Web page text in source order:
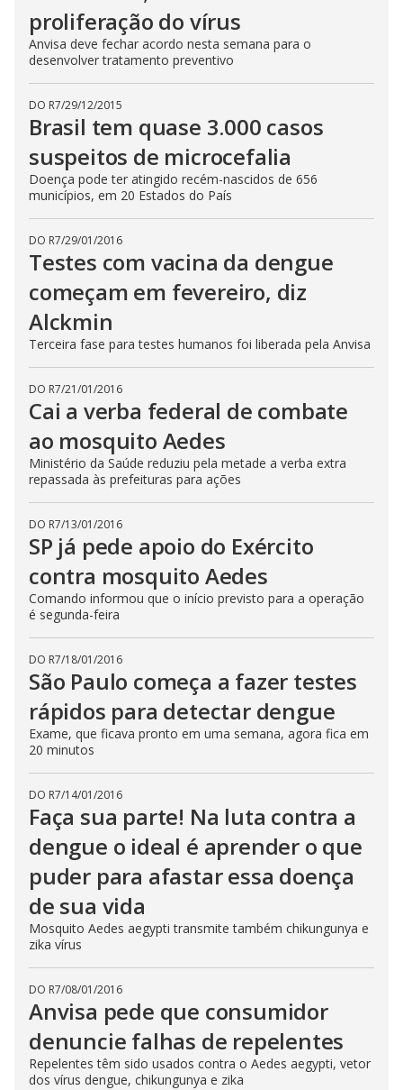
proliferação do vírus
Anvisa deve fechar acordo nesta semana para o
desenvolver tratamento preventivo
DO R7/29/12/2015
Brasil tem quase 3.000 casos
suspeitos de microcefalia
Doença pode ter atingido recém-nascidos de 656
municípios, em 20 Estados do País
DO R7/29/01/2016
Testes com vacina da dengue
começam em fevereiro, diz
Alckmin
Terceira fase para testes humanos foi liberada pela Anvisa
DO R7/21/01/2016
Cai a verba federal de combate
ao mosquito Aedes
Ministério da Saúde reduziu pela metade a verba extra
repassada às prefeituras para ações
DO R7/13/01/2016
SP já pede apoio do Exército
contra mosquito Aedes
Comando informou que o início previsto para a operação
é segunda-feira
DO R7/18/01/2016
São Paulo começa a fazer testes
rápidos para detectar dengue
Exame, que ficava pronto em uma semana, agora fica em
20 minutos
DO R7/14/01/2016
Faça sua parte! Na luta contra a
dengue o ideal é aprender o que
puder para afastar essa doença
de sua vida
Mosquito Aedes aegypti transmite também chikungunya e
zika vírus
DO R7/08/01/2016
Anvisa pede que consumidor
denuncie falhas de repelentes
Repelentes têm sido usados contra o Aedes aegypti, vetor
dos vírus dengue, chikungunya e zika